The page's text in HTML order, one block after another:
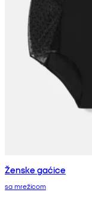
Ženske gaćice
sa mrežicom